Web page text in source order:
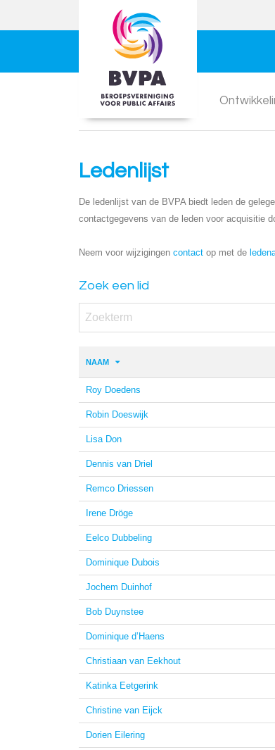
Ledenlijst
De ledenlijst van de BVPA biedt leden de
contactgegevens van de leden voor acquisitie
Neem voor wijzigingen contact op met de
Zoek een lid
NAAM
Roy Doedens
Robin Doeswijk
Lisa Don
Dennis van Driel
Remco Driessen
Irene Dröge
Eelco Dubbeling
Dominique Dubois
Jochem Duinhof
Bob Duynstee
Dominique d’Haens
Christiaan van Eekhout
Katinka Eetgerink
Christine van Eijck
Dorien Eilering